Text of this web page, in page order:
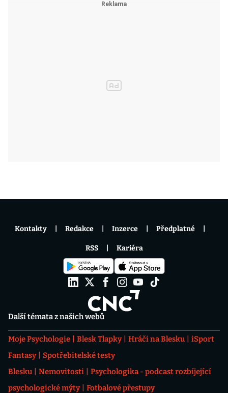
Další témata z našich webů
Moje Psychologie Blesk Tlapky Hráči na Blesku
iSport
Fantasy
Spotřebitelské testy
Blesku
Nemovitosti
Psychologika - podcast rozbíjející
psychologické mýty
Fotbalové přestupy
Kontakty Redakce Inzerce Předplatné
RSS Kariéra